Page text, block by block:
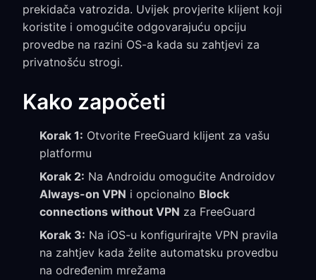
prekidača vatrozida. Uvijek provjerite klijent koji
koristite i omogućite odgovarajuću opciju
provedbe na razini OS-a kada su zahtjevi za
privatnošću strogi.
Kako započeti
Korak 1: Otvorite FreeGuard klijent za vašu
platformu
Korak 2: Na Androidu omogućite Androidov
Always-on VPN i opcionalno Block
connections without VPN za FreeGuard
Korak 3: Na iOS-u konfigurirajte VPN pravila
na zahtjev kada želite automatsku provedbu
na određenim mrežama